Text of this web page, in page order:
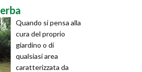
Quando si pensa alla
cura del proprio
giardino o di
qualsiasi area
caratterizzata da